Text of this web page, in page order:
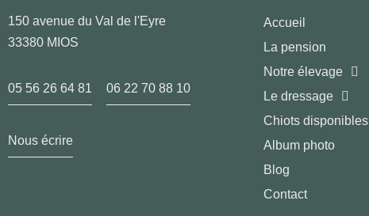
150 avenue du Val de l'Eyre
33380 MIOS
05 56 26 64 81 06 22 70 88 10
Nous écrire
Accueil
La pension
Notre élevage
Le dressage
Chiots disponibles
Album photo
Blog
Contact